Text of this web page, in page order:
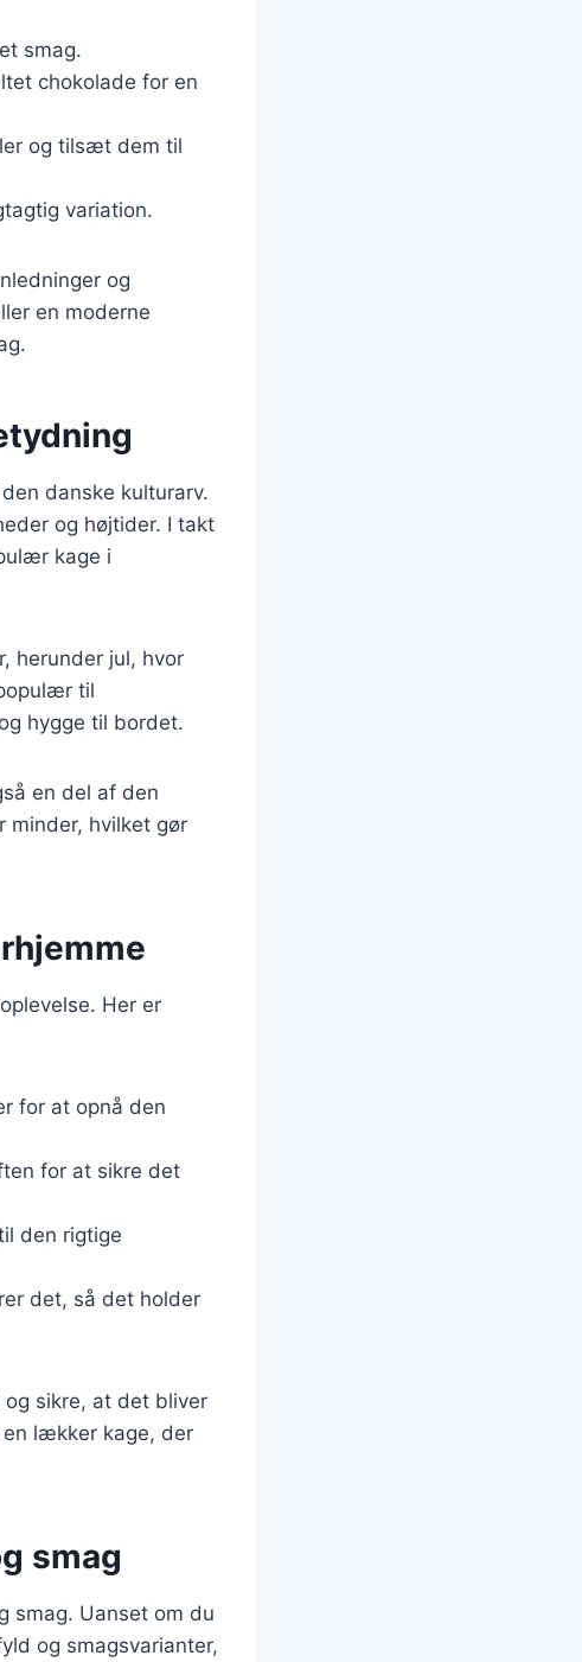
smag.
chokolade for en
og tilsæt dem til
variation.
og
en moderne
danske kulturarv.
og højtider. I takt
kage i
herunder jul, hvor
til
hygge til bordet.
en del af den
minder, hvilket gør
Her er
for at opnå den
for at sikre det
den rigtige
det, så det holder
sikre, at det bliver
en lækker kage, der
smag
smag. Uanset om du
og smagsvarianter,